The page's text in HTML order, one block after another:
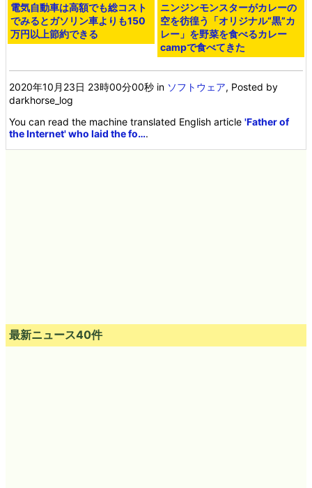
電気自動車は高額でも総コスト
でみるとガソリン車よりも150
万円以上節約できる
ニンジンモンスターがカレーの
空を彷徨う「オリジナル“黒”カ
レー」を野菜を食べるカレー
campで食べてきた
2020年10月23日 23時00分00秒 in ソフトウェア, Posted by
darkhorse_log
You can read the machine translated English article'Father of
the Internet' who laid the fo….
最新ニュース40件